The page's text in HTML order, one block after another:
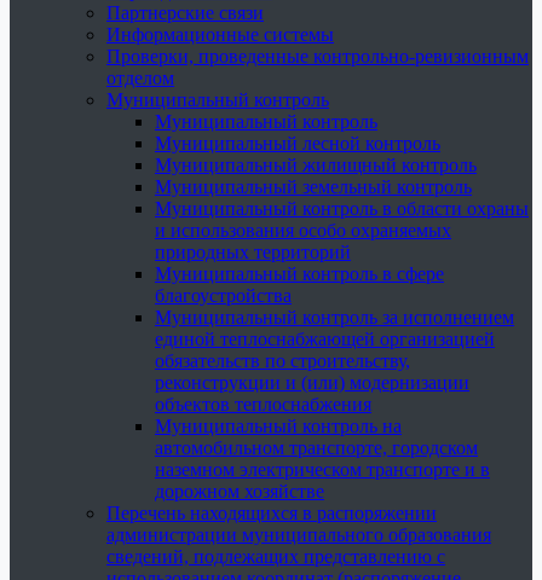
Партнерские связи
Информационные системы
Проверки, проведенные контрольно-ревизионным
отделом
Муниципальный контроль
Муниципальный контроль
Муниципальный лесной контроль
Муниципальный жилищный контроль
Муниципальный земельный контроль
Муниципальный контроль в области охраны
и использования особо охраняемых
природных территорий
Муниципальный контроль в сфере
благоустройства
Муниципальный контроль за исполнением
единой теплоснабжающей организацией
обязательств по строительству,
реконструкции и (или) модернизации
объектов теплоснабжения
Муниципальный контроль на
автомобильном транспорте, городском
наземном электрическом транспорте и в
дорожном хозяйстве
Перечень находящихся в распоряжении
администрации муниципального образования
сведений, подлежащих представлению с